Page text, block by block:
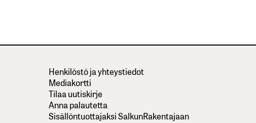
Henkilöstö ja yhteystiedot
Mediakortti
Tilaa uutiskirje
Anna palautetta
Sisällöntuottajaksi SalkunRakentajaan